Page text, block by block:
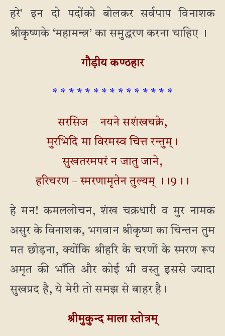
हरे’ इन दो पदोंको बोलकर सर्वपाप विनाशक
श्रीकृष्णके ‘महामन्त्र’ का समुद्धरण करना चाहिए ।
गौड़ीय कण्ठहार
* * * * * * * * * * * * * * *
सरसिज – नयने सशंखचक्रे,
मुरभिदि मा विरमस्व चित्त रन्तुम्।
सुखतरमपरं न जातु जाने,
हरिचरण – स्मरणामृतेन तुल्यम् ।।9।।
हे मन! कमललोचन, शंख चक्रधारी व मुर नामक
असुर के विनाशक, भगवान श्रीकृष्ण का चिन्तन तुम
मत छोड़ना, क्योंकि श्रीहरि के चरणों के स्मरण रूप
अमृत की भाँति और कोई भी वस्तु इससे ज्यादा
सुखप्रद है, ये मेरी तो समझ से बाहर है।
श्रीमुकुन्द माला स्तोत्रम्